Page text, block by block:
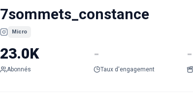
7sommets_constance
Micro
23.0K
Abonnés
-
Taux d'engagement
-